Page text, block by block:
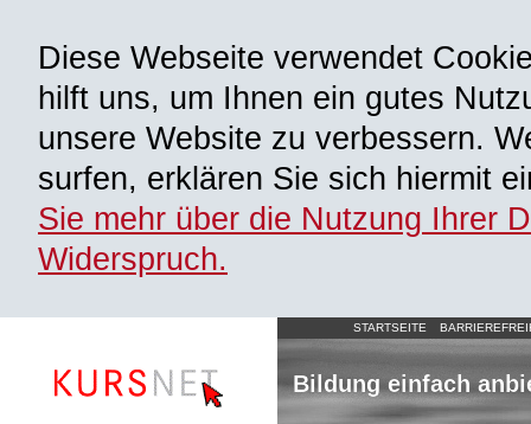
Diese Webseite verwendet
hilft uns, um Ihnen ein gutes
unsere Website zu verbessern.
surfen, erklären Sie sich hiermit
Sie mehr über die Nutzung Ihrer
Widerspruch.
STARTSEITE
Bildung einfach